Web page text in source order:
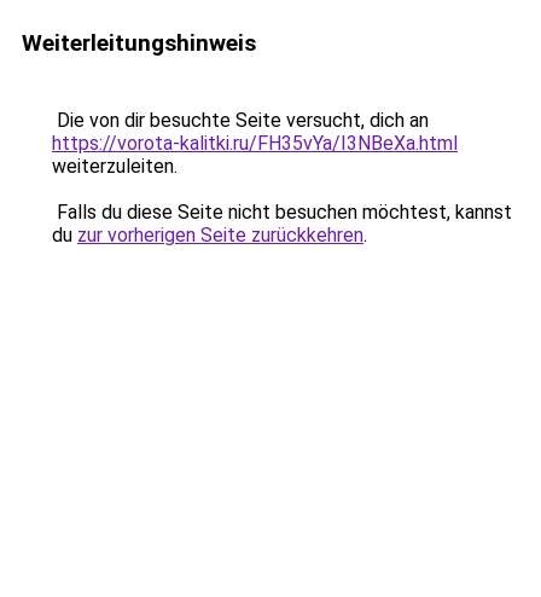
Weiterleitungshinweis
Die von dir besuchte Seite versucht, dich an
https://vorota-kalitki.ru/FH35vYa/I3NBeXa.html
weiterzuleiten.
Falls du diese Seite nicht besuchen möchtest, kannst
du zur vorherigen Seite zurückkehren.